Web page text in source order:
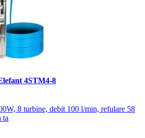
4STM4-8
8 turbine, debit 100 l/min, refulare 58
ta